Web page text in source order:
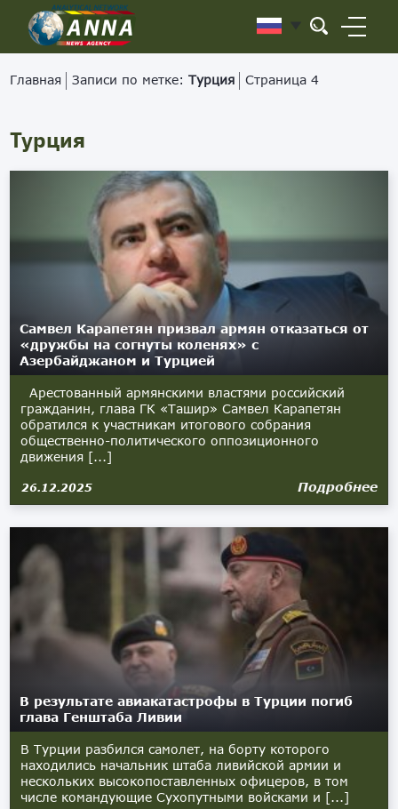
Главная Записи по метке:Турция Страница 4
Турция
Самвел Карапетян призвал армян отказаться от
«дружбы на согнуты коленях» с
Азербайджаном и Турцией
Арестованный армянскими властями российский
гражданин, глава ГК «Ташир» Самвел Карапетян
обратился к участникам итогового собрания
общественно-политического оппозиционного
движения [...]
26.12.2025 Подробнее
В результате авиакатастрофы в Турции погиб
глава Генштаба Ливии
В Турции разбился самолет, на борту которого
находились начальник штаба ливийской армии и
нескольких высокопоставленных офицеров, в том
числе командующие Сухопутными войсками и [...]